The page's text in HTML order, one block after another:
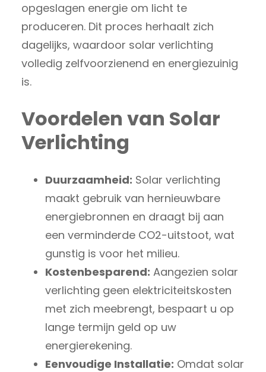
opgeslagen energie om licht te
produceren. Dit proces herhaalt zich
dagelijks, waardoor solar verlichting
volledig zelfvoorzienend en energiezuinig
is.
Voordelen van Solar
Verlichting
Duurzaamheid: Solar verlichting
maakt gebruik van hernieuwbare
energiebronnen en draagt bij aan
een verminderde CO2-uitstoot, wat
gunstig is voor het milieu.
Kostenbesparend: Aangezien solar
verlichting geen elektriciteitskosten
met zich meebrengt, bespaart u op
lange termijn geld op uw
energierekening.
Eenvoudige Installatie: Omdat solar